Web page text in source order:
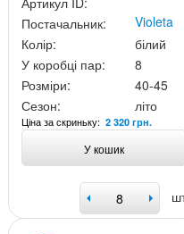
Постачальник:
Violeta
Колір:
білий
У коробці пар:
8
Розміри:
40-45
Сезон:
літо
Ціна за скриньку: 2 320 грн.
У кошик